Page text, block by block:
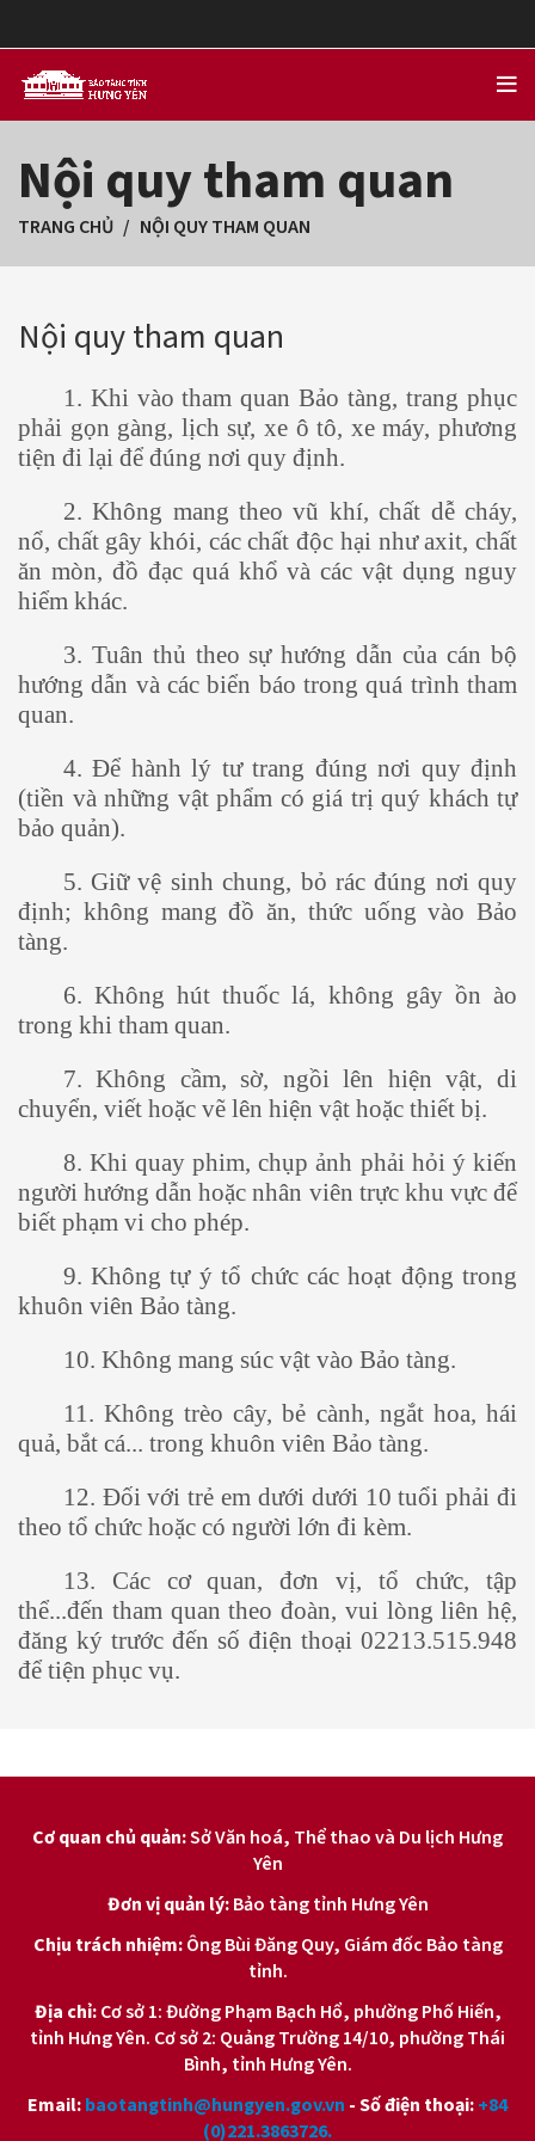
Nội quy tham quan
TRANG CHỦ NỘI QUY THAM QUAN
Nội quy tham quan
1. Khi vào tham quan Bảo tàng, trang phục
phải gọn gàng, lịch sự, xe ô tô, xe máy, phương
tiện đi lại để đúng nơi quy định.
2. Không mang theo vũ khí, chất dễ cháy,
nổ, chất gây khói, các chất độc hại như axit, chất
ăn mòn, đồ đạc quá khổ và các vật dụng nguy
hiểm khác.
3. Tuân thủ theo sự hướng dẫn của cán bộ
hướng dẫn và các biển báo trong quá trình tham
quan.
4. Để hành lý tư trang đúng nơi quy định
(tiền và những vật phẩm có giá trị quý khách tự
bảo quản).
5. Giữ vệ sinh chung, bỏ rác đúng nơi quy
định; không mang đồ ăn, thức uống vào Bảo
tàng.
6. Không hút thuốc lá, không gây ồn ào
trong khi tham quan.
7. Không cầm, sờ, ngồi lên hiện vật, di
chuyển, viết hoặc vẽ lên hiện vật hoặc thiết bị.
8. Khi quay phim, chụp ảnh phải hỏi ý kiến
người hướng dẫn hoặc nhân viên trực khu vực để
biết phạm vi cho phép.
9. Không tự ý tổ chức các hoạt động trong
khuôn viên Bảo tàng.
10. Không mang súc vật vào Bảo tàng.
11. Không trèo cây, bẻ cành, ngắt hoa, hái
quả, bắt cá... trong khuôn viên Bảo tàng.
12. Đối với trẻ em dưới dưới 10 tuổi phải đi
theo tổ chức hoặc có người lớn đi kèm.
13. Các cơ quan, đơn vị, tổ chức, tập
thể...đến tham quan theo đoàn, vui lòng liên hệ,
đăng ký trước đến số điện thoại 02213.515.948
để tiện phục vụ.
Cơ quan chủ quản:Sở Văn hoá, Thể thao và Du lịch Hưng
Yên
Đơn vị quản lý:Bảo tàng tỉnh Hưng Yên
Chịu trách nhiệm:Ông Bùi Đăng Quy, Giám đốc Bảo tàng
tỉnh.
Địa chỉ:Cơ sở 1: Đường Phạm Bạch Hổ, phường Phố Hiến,
tỉnh Hưng Yên. Cơ sở 2: Quảng Trường 14/10, phường Thái
Bình, tỉnh Hưng Yên.
Email:baotangtinh@hungyen.gov.vn - Số điện thoại:+84
(0)221.3863726.